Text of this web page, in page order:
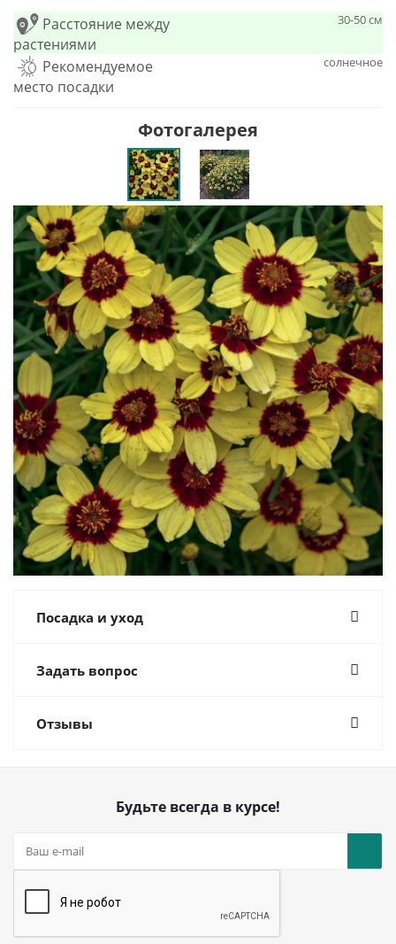
Расстояние между
растениями
30-50 см
Рекомендуемое
место посадки
солнечное
Фотогалерея
Посадка и уход
Задать вопрос
Отзывы
Будьте всегда в курсе!